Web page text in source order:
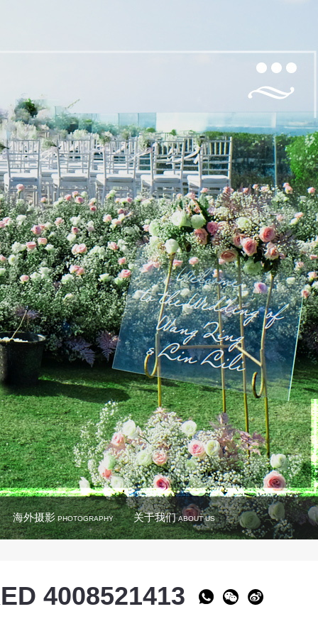
海外摄影PHOTOGRAPHY 关于我们ABOUT US
4008521413